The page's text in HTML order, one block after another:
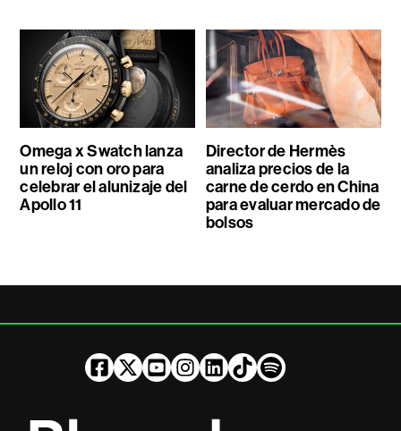
Omega x Swatch lanza
un reloj con oro para
celebrar el alunizaje del
Apollo 11
Director de Hermès
analiza precios de la
carne de cerdo en China
para evaluar mercado de
bolsos